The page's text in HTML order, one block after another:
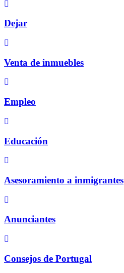
Dejar
Venta de inmuebles
Empleo
Educación
Asesoramiento a inmigrantes
Anunciantes
Consejos de Portugal